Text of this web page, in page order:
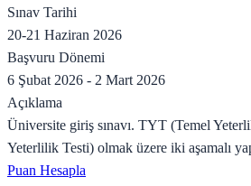
Sınav Tarihi
20-21 Haziran 2026
Başvuru Dönemi
6 Şubat 2026 - 2 Mart 2026
Açıklama
Üniversite giriş sınavı. TYT (Temel
Yeterlilik Testi) olmak üzere iki aşamalı
Puan Hesapla